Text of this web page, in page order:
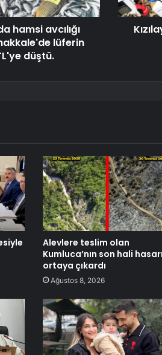
hamsi avcılığı
lüferin
düştü.
Alevlere teslim olan
Kumluca’nın son hali hasarı
ortaya çıkardı
Ağustos 8, 2026